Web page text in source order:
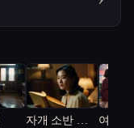
자개 소반 위,
여름